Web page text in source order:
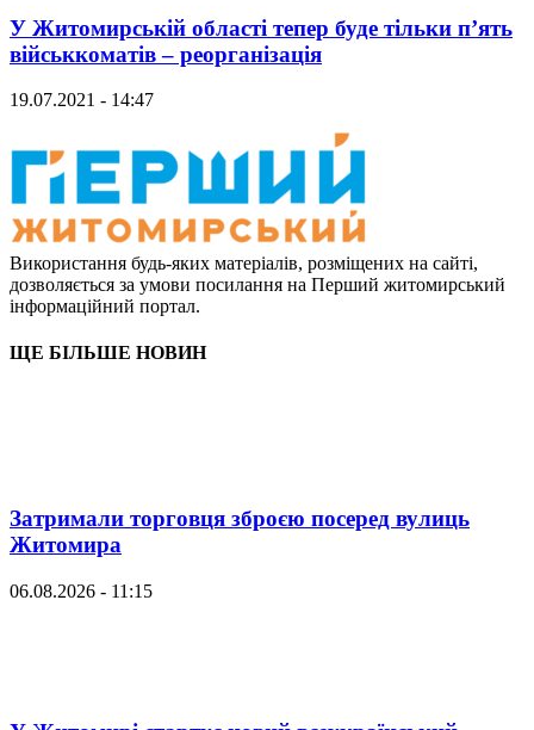
У Житомирській області тепер буде тільки п’ять
військкоматів – реорганізація
19.07.2021 - 14:47
Використання будь-яких матеріалів, розміщених на сайті,
дозволяється за умови посилання на Перший житомирський
інформаційний портал.
ЩЕ БІЛЬШЕ НОВИН
Затримали торговця зброєю посеред вулиць
Житомира
06.08.2026 - 11:15